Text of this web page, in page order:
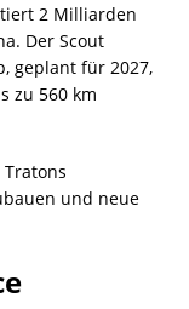
2 Milliarden
Der Scout
geplant für 2027,
zu 560 km
und neue